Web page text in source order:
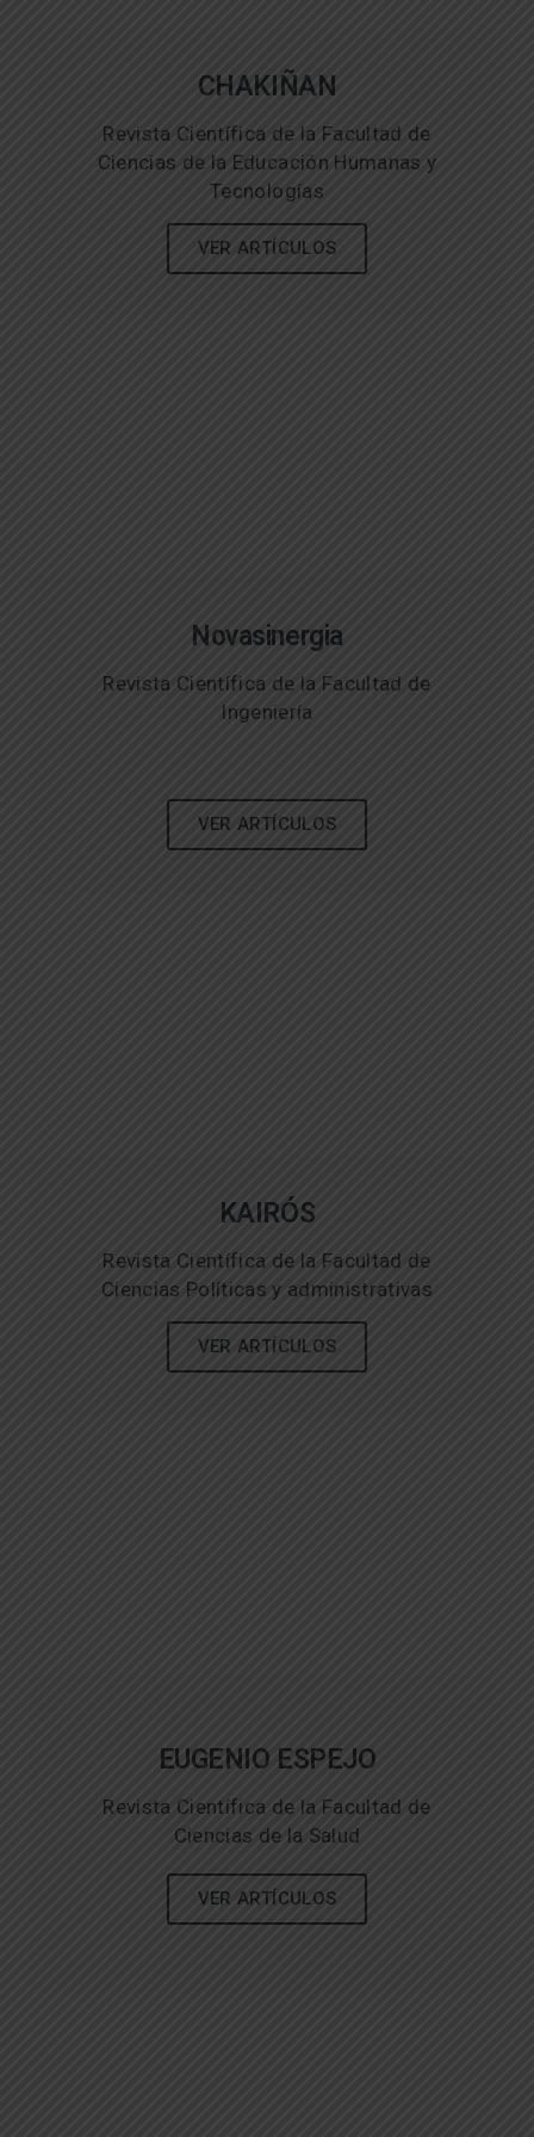
CHAKIÑAN
Revista Científica de la Facultad de
Ciencias de la Educación Humanas y
Tecnologías
VER ARTÍCULOS
Novasinergia
Revista Científica de la Facultad de
Ingeniería
VER ARTÍCULOS
KAIRÓS
Revista Científica de la Facultad de
Ciencias Políticas y administrativas
VER ARTÍCULOS
EUGENIO ESPEJO
Revista Científica de la Facultad de
Ciencias de la Salud
VER ARTÍCULOS